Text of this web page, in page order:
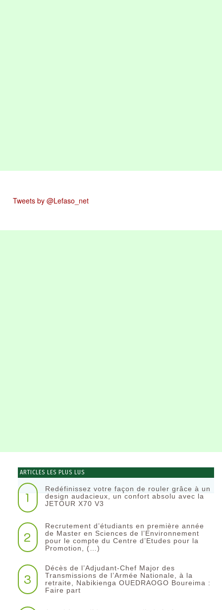
Tweets by @Lefaso_net
ARTICLES LES PLUS LUS
1
Redéfinissez votre façon de rouler grâce à un
design audacieux, un confort absolu avec la
JETOUR X70 V3
2
Recrutement d’étudiants en première année
de Master en Sciences de l’Environnement
pour le compte du Centre d’Etudes pour la
Promotion, (…)
3
Décès de l’Adjudant-Chef Major des
Transmissions de l’Armée Nationale, à la
retraite, Nabikienga OUEDRAOGO Boureima :
Faire part